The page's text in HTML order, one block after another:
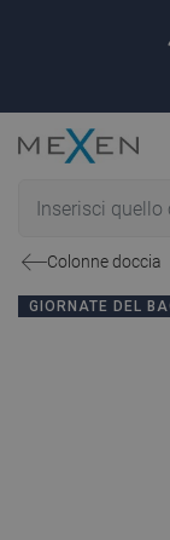
Colonne doccia
GIORNATE DEL